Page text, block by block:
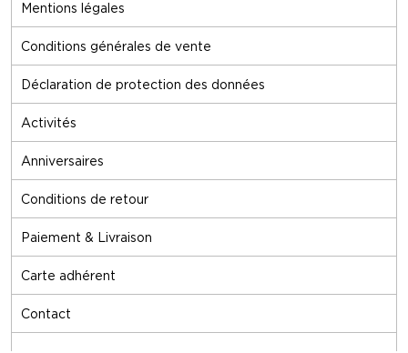
Mentions légales
Conditions générales de vente
Déclaration de protection des données
Activités
Anniversaires
Conditions de retour
Paiement & Livraison
Carte adhérent
Contact